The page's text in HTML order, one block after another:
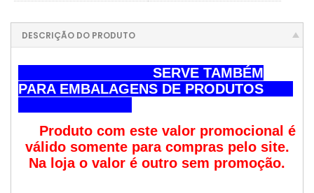
DESCRIÇÃO DO PRODUTO
SERVE TAMBÉM
PARA EMBALAGENS DE PRODUTOS
Produto com este valor promocional é
válido somente para compras pelo site.
Na loja o valor é outro sem promoção.